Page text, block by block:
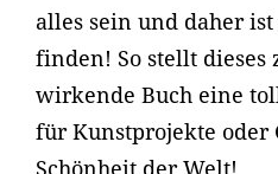
alles sein und daher
finden! So stellt dieses
wirkende Buch eine
für Kunstprojekte oder
Schönheit der Welt!